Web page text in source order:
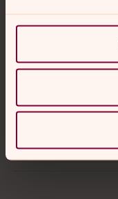
Sociala kanaler